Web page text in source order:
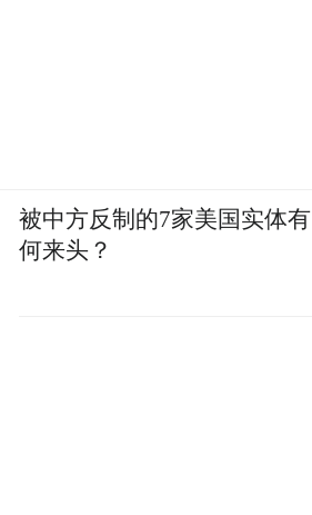
被中方反制的7家美国实体有
何来头？